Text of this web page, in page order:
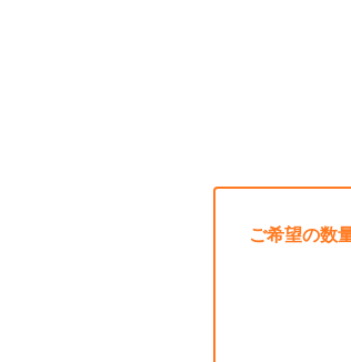
ご希望の数